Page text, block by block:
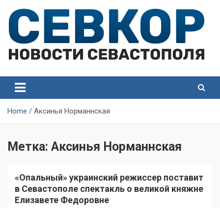
content
Севастополя
Севастополя
Home Аксинья Норманнская
Метка: Аксинья Норманнская
«Опальный» украинский режиссер поставит
в Севастополе спектакль о великой княжне
Елизавете Федоровне